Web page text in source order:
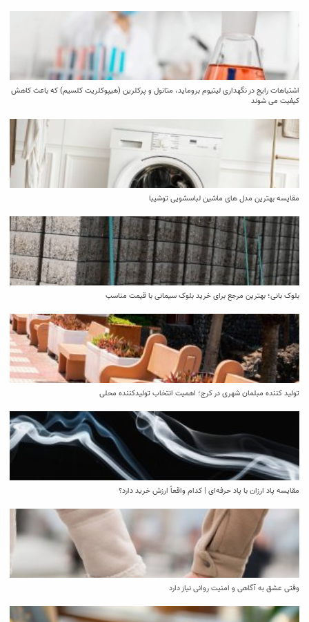
اشتباهات رایج در نگهداری لیتیوم بروماید، متانول و پرکلرین (هیپوکلریت کلسیم) که باعث کاهش
کیفیت می‌ شوند
مقایسه بهترین مدل ‌های ماشین لباسشویی توشیبا
بلوک بانی؛ بهترین مرجع برای خرید بلوک سیمانی با قیمت مناسب
تولید کننده مبلمان شهری در کرج؛ اهمیت انتخاب تولیدکننده محلی
مقایسه پاد ارزان با پاد حرفه‌ای | کدام واقعاً ارزش خرید دارد؟
وقتی عشق به آگاهی و امنیت روانی نیاز دارد